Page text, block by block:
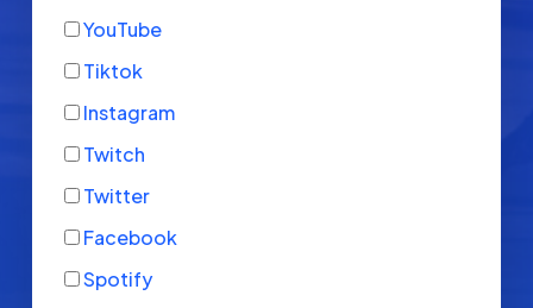
YouTube
Tiktok
Instagram
Twitch
Twitter
Facebook
Spotify